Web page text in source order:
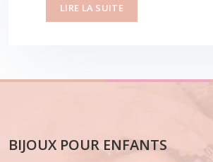
LIRE LA SUITE
BIJOUX POUR ENFANTS